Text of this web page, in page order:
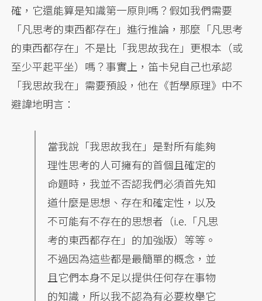
確，它還能算是知識第一原則嗎？假如我們需要
「凡思考的東西都存在」進行推論，那麼「凡思考
的東西都存在」不是比「我思故我在」更根本（或
至少平起平坐）嗎？事實上，笛卡兒自己也承認
「我思故我在」需要預設，他在《哲學原理》中不
避諱地明言：
當我說「我思故我在」是對所有能夠
理性思考的人可擁有的首個且確定的
命題時，我並不否認我們必須首先知
道什麼是思想、存在和確定性，以及
不可能有不存在的思想者（i.e.「凡思
考的東西都存在」的加強版）等等。
不過因為這些都是最簡單的概念，並
且它們本身不足以提供任何存在事物
的知識，所以我不認為有必要枚舉它